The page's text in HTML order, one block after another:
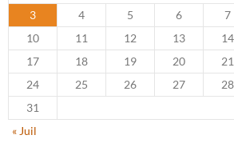
3
4 5 6 7
10
11 12 13 14
17
18 19 20 21
24
25 26 27 28
31
« Juil